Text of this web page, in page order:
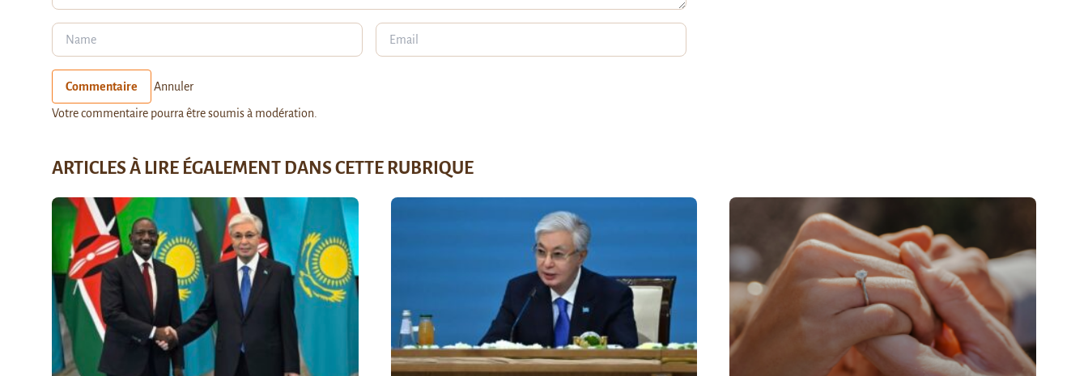
Commentaire Annuler
Votre commentaire pourra être soumis à modération.
ARTICLES À LIRE ÉGALEMENT DANS CETTE RUBRIQUE